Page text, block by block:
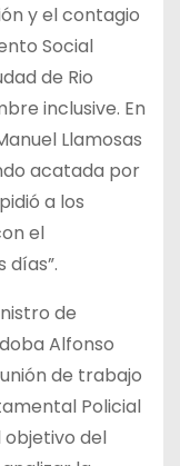
y el contagio
Social
de Rio
inclusive. En
Llamosas
acatada por
a los
el
de
Alfonso
de trabajo
Policial
objetivo del